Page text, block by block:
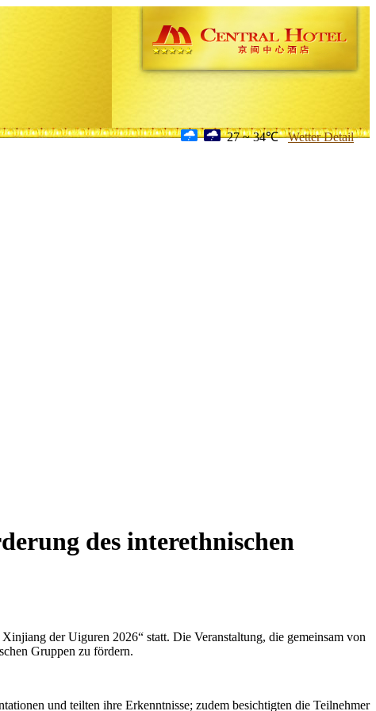
27 ~ 34℃ Wetter Detail
des interethnischen
der Uiguren 2026“ statt. Die Veranstaltung, die gemeinsam von
Gruppen zu fördern.
und teilten ihre Erkenntnisse; zudem besichtigten die Teilnehmer